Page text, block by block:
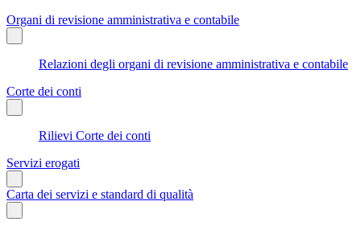
Organi di revisione amministrativa e contabile
Relazioni degli organi di revisione amministrativa e contabile
Corte dei conti
Rilievi Corte dei conti
Servizi erogati
Carta dei servizi e standard di qualità